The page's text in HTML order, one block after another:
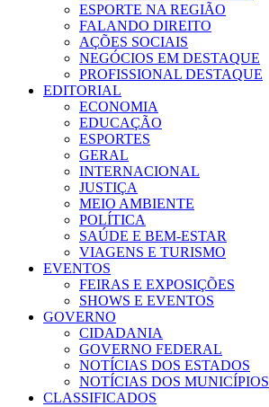
ESPORTE NA REGIÃO
FALANDO DIREITO
AÇÕES SOCIAIS
NEGÓCIOS EM DESTAQUE
PROFISSIONAL DESTAQUE
EDITORIAL
ECONOMIA
EDUCAÇÃO
ESPORTES
GERAL
INTERNACIONAL
JUSTIÇA
MEIO AMBIENTE
POLÍTICA
SAÚDE E BEM-ESTAR
VIAGENS E TURISMO
EVENTOS
FEIRAS E EXPOSIÇÕES
SHOWS E EVENTOS
GOVERNO
CIDADANIA
GOVERNO FEDERAL
NOTÍCIAS DOS ESTADOS
NOTÍCIAS DOS MUNICÍPIOS
CLASSIFICADOS